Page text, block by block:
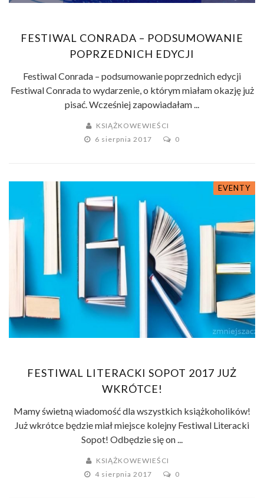
FESTIWAL CONRADA – PODSUMOWANIE
POPRZEDNICH EDYCJI
Festiwal Conrada – podsumowanie poprzednich edycji
Festiwal Conrada to wydarzenie, o którym miałam okazję już
pisać. Wcześniej zapowiadałam ...
KSIĄŻKOWEWIEŚCI
6 sierpnia 2017
0
EVENTY
FESTIWAL LITERACKI SOPOT 2017 JUŻ
WKRÓTCE!
Mamy świetną wiadomość dla wszystkich książkoholików!
Już wkrótce będzie miał miejsce kolejny Festiwal Literacki
Sopot! Odbędzie się on ...
KSIĄŻKOWEWIEŚCI
4 sierpnia 2017
0